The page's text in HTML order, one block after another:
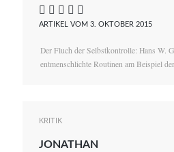
    
ARTIKEL VOM 3. OKTOBER 2015
Der Fluch der Selbstkontrolle: Hans W.
entmenschlichte Routinen am Beispiel
KRITIK
JONATHAN